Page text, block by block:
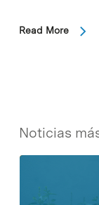
Read More
Noticias